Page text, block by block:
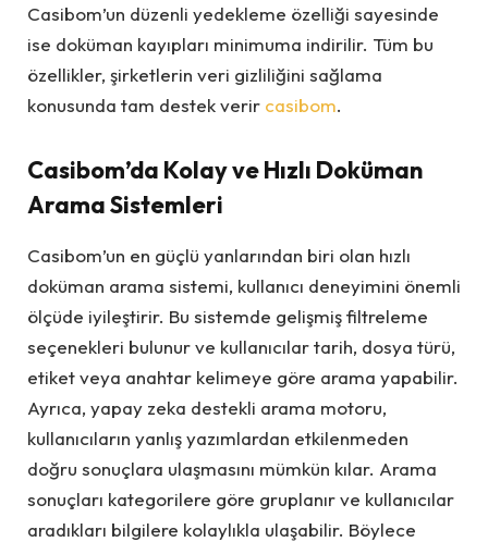
Casibom’un düzenli yedekleme özelliği sayesinde
ise doküman kayıpları minimuma indirilir. Tüm bu
özellikler, şirketlerin veri gizliliğini sağlama
konusunda tam destek verir casibom.
Casibom’da Kolay ve Hızlı Doküman
Arama Sistemleri
Casibom’un en güçlü yanlarından biri olan hızlı
doküman arama sistemi, kullanıcı deneyimini önemli
ölçüde iyileştirir. Bu sistemde gelişmiş filtreleme
seçenekleri bulunur ve kullanıcılar tarih, dosya türü,
etiket veya anahtar kelimeye göre arama yapabilir.
Ayrıca, yapay zeka destekli arama motoru,
kullanıcıların yanlış yazımlardan etkilenmeden
doğru sonuçlara ulaşmasını mümkün kılar. Arama
sonuçları kategorilere göre gruplanır ve kullanıcılar
aradıkları bilgilere kolaylıkla ulaşabilir. Böylece